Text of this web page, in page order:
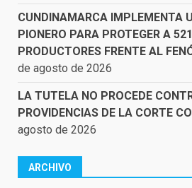
CUNDINAMARCA IMPLEMENTA
PIONERO PARA PROTEGER A
PRODUCTORES FRENTE AL
de agosto de 2026
LA TUTELA NO PROCEDE
PROVIDENCIAS DE LA CORTE
agosto de 2026
ARCHIVO